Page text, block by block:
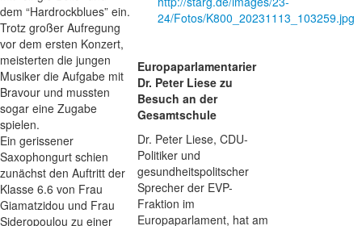
dem “Hardrockblues” ein.
Trotz großer Aufregung
vor dem ersten Konzert,
meisterten die jungen
Musiker die Aufgabe mit
Bravour und mussten
sogar eine Zugabe
spielen.
Ein gerissener
Saxophongurt schien
zunächst den Auftritt der
Klasse 6.6 von Frau
Giamatzidou und Frau
Sideropoulou zu einer
24/Fotos/K800_20231113_103259.jpg
Europaparlamentarier
Dr. Peter Liese zu
Besuch an der
Gesamtschule
Dr. Peter Liese, CDU-
Politiker und
gesundheitspolitscher
Sprecher der EVP-
Fraktion im
Europaparlament, hat am